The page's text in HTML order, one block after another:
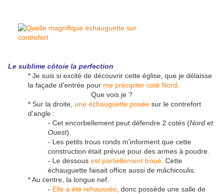
Le sublime côtoie la perfection
* Je suis si excité de découvrir cette église, que je délaisse
la façade d'entrée pour me précipiter coté Nord
Que vois je ?
* Sur la droite, une échauguette posée sur le contrefort
d'angle :
- Cet encorbellement peut défendre 2 cotés (Nord et
Ouest).
- Les petits trous ronds m'informent que cette
construction était prévue pour des armes à poudre.
- Le dessous est partiellement troué . Cette
échauguette faisait office aussi de mâchicoulis.
* Au centre, la longue nef.
- Elle a été rehaussée , donc possède une salle de